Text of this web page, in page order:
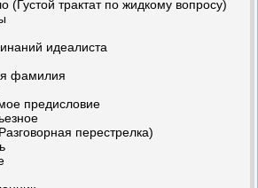
(Густой трактат по жидкому вопросу)
идеалиста
фамилия
предисловие
перестрелка)